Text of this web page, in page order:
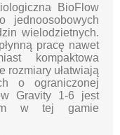
BioFlow
jednoosobowych
wielodzietnych.
pracę nawet
kompaktowa
rozmiary ułatwiają
o ograniczonej
Gravity 1-6 jest
w tej gamie